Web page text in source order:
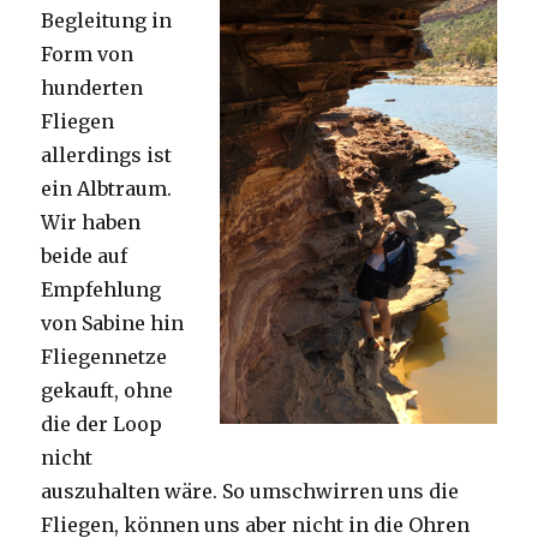
Begleitung in
Form von
hunderten
Fliegen
allerdings ist
ein Albtraum.
Wir haben
beide auf
Empfehlung
von Sabine hin
Fliegennetze
gekauft, ohne
die der Loop
nicht
auszuhalten wäre. So umschwirren uns die
Fliegen, können uns aber nicht in die Ohren